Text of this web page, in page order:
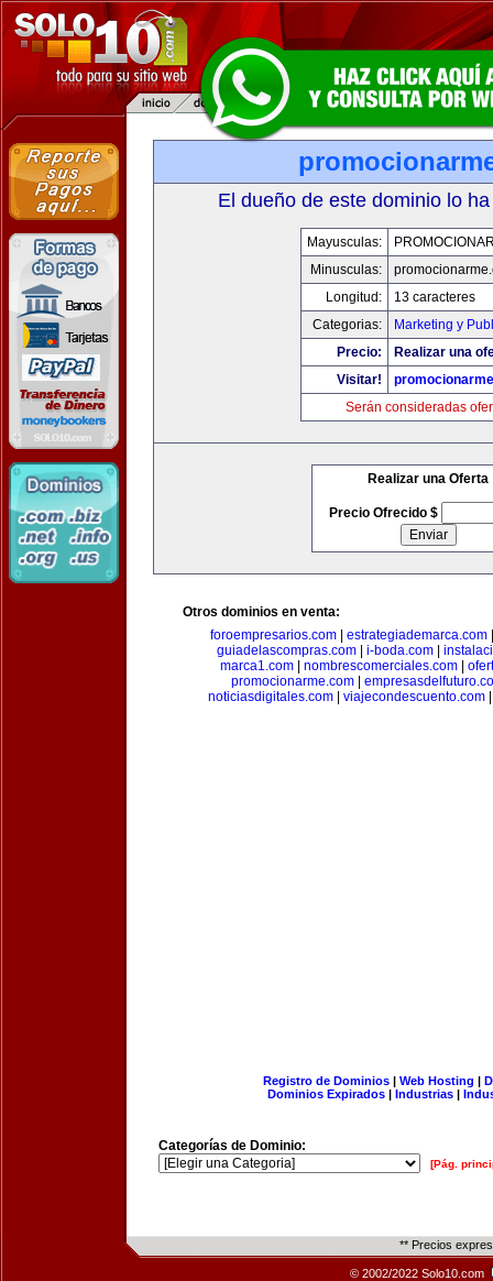
El dueño de este dominio lo
Mayusculas:
Minusculas:
Longitud:
13 caracteres
Categorias:
Marketing y
Precio:
Realizar una
Visitar!
Serán consideradas
Realizar una Oferta
Precio Ofrecido $
Otros dominios en venta:
foroempresarios.com| estrategiademarca.com
guiadelascompras.com
i-boda.com
marca1.com| nombrescomerciales.com|
promocionarme.com|
noticiasdigitales.com| viajecondescuento.com
Registro de Dominios| Web Hosting |
Dominios Expirados | Industrias |
Categorías de Dominio:
[Pág.
** Precios
© 2002/2022 Solo10.com